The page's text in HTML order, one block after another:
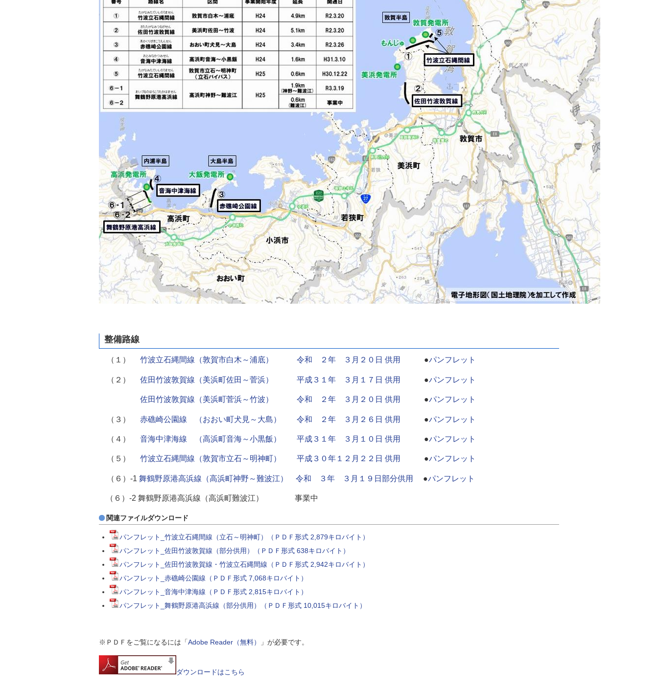
整備路線
（１） 竹波立石縄間線（敦賀市白木～浦底） 令和 ２年 ３月２０日 供用 ●パンフレット
（２） 佐田竹波敦賀線（美浜町佐田～菅浜） 平成３１年 ３月１７日 供用 ●パンフレット
佐田竹波敦賀線（美浜町菅浜～竹波） 令和 ２年 ３月２０日 供用 ●パンフレット
（３） 赤礁崎公園線 （おおい町犬見～大島） 令和 ２年 ３月２６日 供用 ●パンフレット
（４） 音海中津海線 （高浜町音海～小黒飯） 平成３１年 ３月１０日 供用 ●パンフレット
（５） 竹波立石縄間線（敦賀市立石～明神町） 平成３０年１２月２２日 供用 ●パンフレット
（６）-1 舞鶴野原港高浜線（高浜町神野～難波江） 令和 ３年 ３月１９日部分供用 ●パンフレット
（６）-2 舞鶴野原港高浜線（高浜町難波江） 事業中
関連ファイルダウンロード
パンフレット_竹波立石縄間線（立石～明神町）（ＰＤＦ形式 2,879キロバイト）
パンフレット_佐田竹波敦賀線（部分供用）（ＰＤＦ形式 638キロバイト）
パンフレット_佐田竹波敦賀線・竹波立石縄間線（ＰＤＦ形式 2,942キロバイト）
パンフレット_赤礁崎公園線（ＰＤＦ形式 7,068キロバイト）
パンフレット_音海中津海線（ＰＤＦ形式 2,815キロバイト）
パンフレット_舞鶴野原港高浜線（部分供用）（ＰＤＦ形式 10,015キロバイト）
※ＰＤＦをご覧になるには「Adobe Reader（無料） 」が必要です。
ダウンロードはこちら